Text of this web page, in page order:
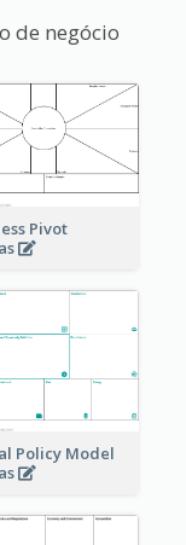
de negócio
Pivot
Policy Model